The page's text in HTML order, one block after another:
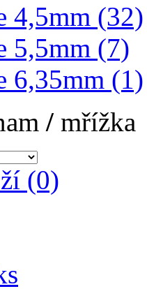
4,5mm (32)
5,5mm (7)
6,35mm (1)
/ mřížka
(0)